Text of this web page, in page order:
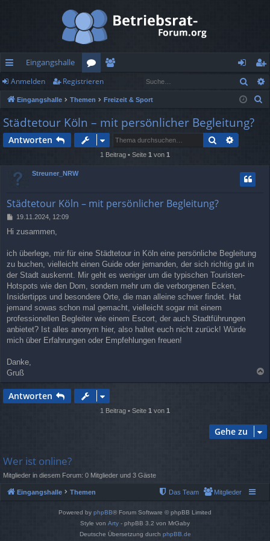
ch
ne
llz
ug
Eingangshalle
or
en
lie
de
n
m
el
eg
ist
Anmelden Registrieren
Eingangshalle Themen Freizeit & Sport
Städtetour Köln – mit persönlicher Begleitung?
Antworten Suche
1 Beitrag • Seite 1 von 1
Streuner_NRW
Städtetour Köln – mit persönlicher Begleitung?
B
r
a
19.11.2024, 12:09
Hi zusammen,
ich überlege, mir für eine Städtetour in Köln eine persönliche Begleitung
zu buchen, vielleicht einen Guide oder jemanden, der sich richtig gut in
der Stadt auskennt. Mir geht es weniger um die typischen Touristen-
Hotspots wie den Dom, sondern mehr um die verborgenen Ecken,
Insidertipps und besondere Orte, die man alleine schwer findet. Hat
jemand sowas schon mal gemacht, vielleicht sogar mit einem
professionellen Begleiter wie einem Escort, der auch Stadtführungen
anbietet? Ist alles anonym hier, also haltet euch nicht zurück! Würde
mich über Erfahrungen oder Empfehlungen freuen!
Danke,
Gruß
a
n
Antworten
1 Beitrag • Seite 1 von 1
Gehe zu
Wer ist online?
Mitglieder in diesem Forum: 0 Mitglieder und 3 Gäste
Eingangshalle Themen Mitglieder
Das Team
Powered by phpBB® Forum Software © phpBB Limited
Style von Arty - phpBB 3.2 von MrGaby
Deutsche Übersetzung durch phpBB.de